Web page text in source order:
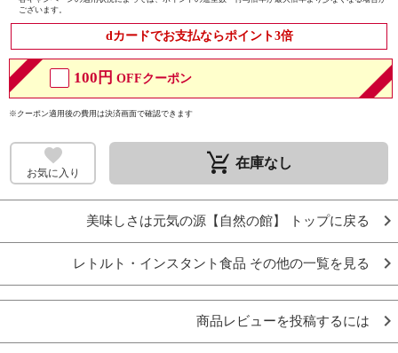
ございます。
dカードでお支払ならポイント3倍
100円 OFFクーポン
※クーポン適用後の費用は決済画面で確認できます
お気に入り remove_shopping_cart 在庫なし
美味しさは元気の源【自然の館】 トップに戻る
レトルト・インスタント食品 その他の一覧を見る
商品レビューを投稿するには